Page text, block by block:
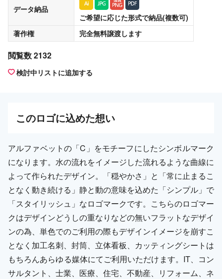
データ納品
ご希望に応じた形式で納品(複数可)
著作権
完全無料譲渡します
閲覧数 2132
検討中リストに追加する
このロゴに込めた想い
アルファベットの「C」をモチーフにしたシンボルマーク
になります。水の流れをイメージした流れるような曲線に
よって作られたデザイン。「穏やかさ」と「常に止まるこ
となく動き続ける」静と動の意味を込めた「シンプル」で
「スタイリッシュ」なロゴマークです。こちらのロゴマー
クはデザインどうしの重なりなどの無いフラットなデザイ
ンの為、単色でのご利用の際もデザインイメージを崩すこ
となく加工名刺、封筒、立体看板、カッティングシートは
もちろんあらゆる媒体にてご利用いただけます。IT、コン
サルタント、士業、医療、住宅、不動産、リフォーム、ネ